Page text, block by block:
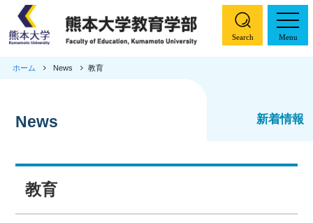
Search
ホーム News 教育
News 新着情報
教育
Menu